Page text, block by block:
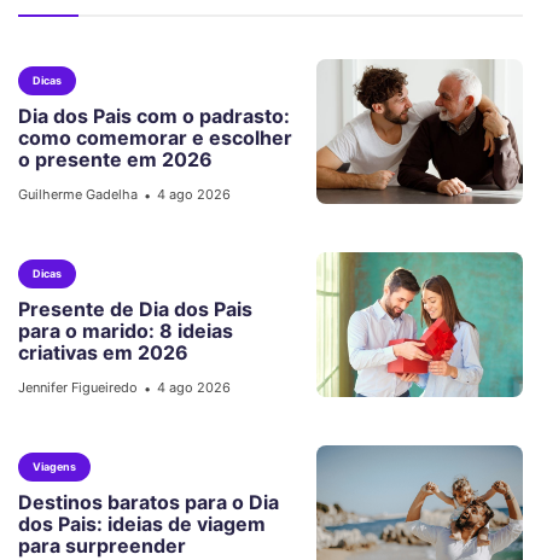
Dicas
Dia dos Pais com o padrasto:
como comemorar e escolher
o presente em 2026
Guilherme Gadelha • 4 ago 2026
Dicas
Presente de Dia dos Pais
para o marido: 8 ideias
criativas em 2026
Jennifer Figueiredo • 4 ago 2026
Viagens
Destinos baratos para o Dia
dos Pais: ideias de viagem
para surpreender